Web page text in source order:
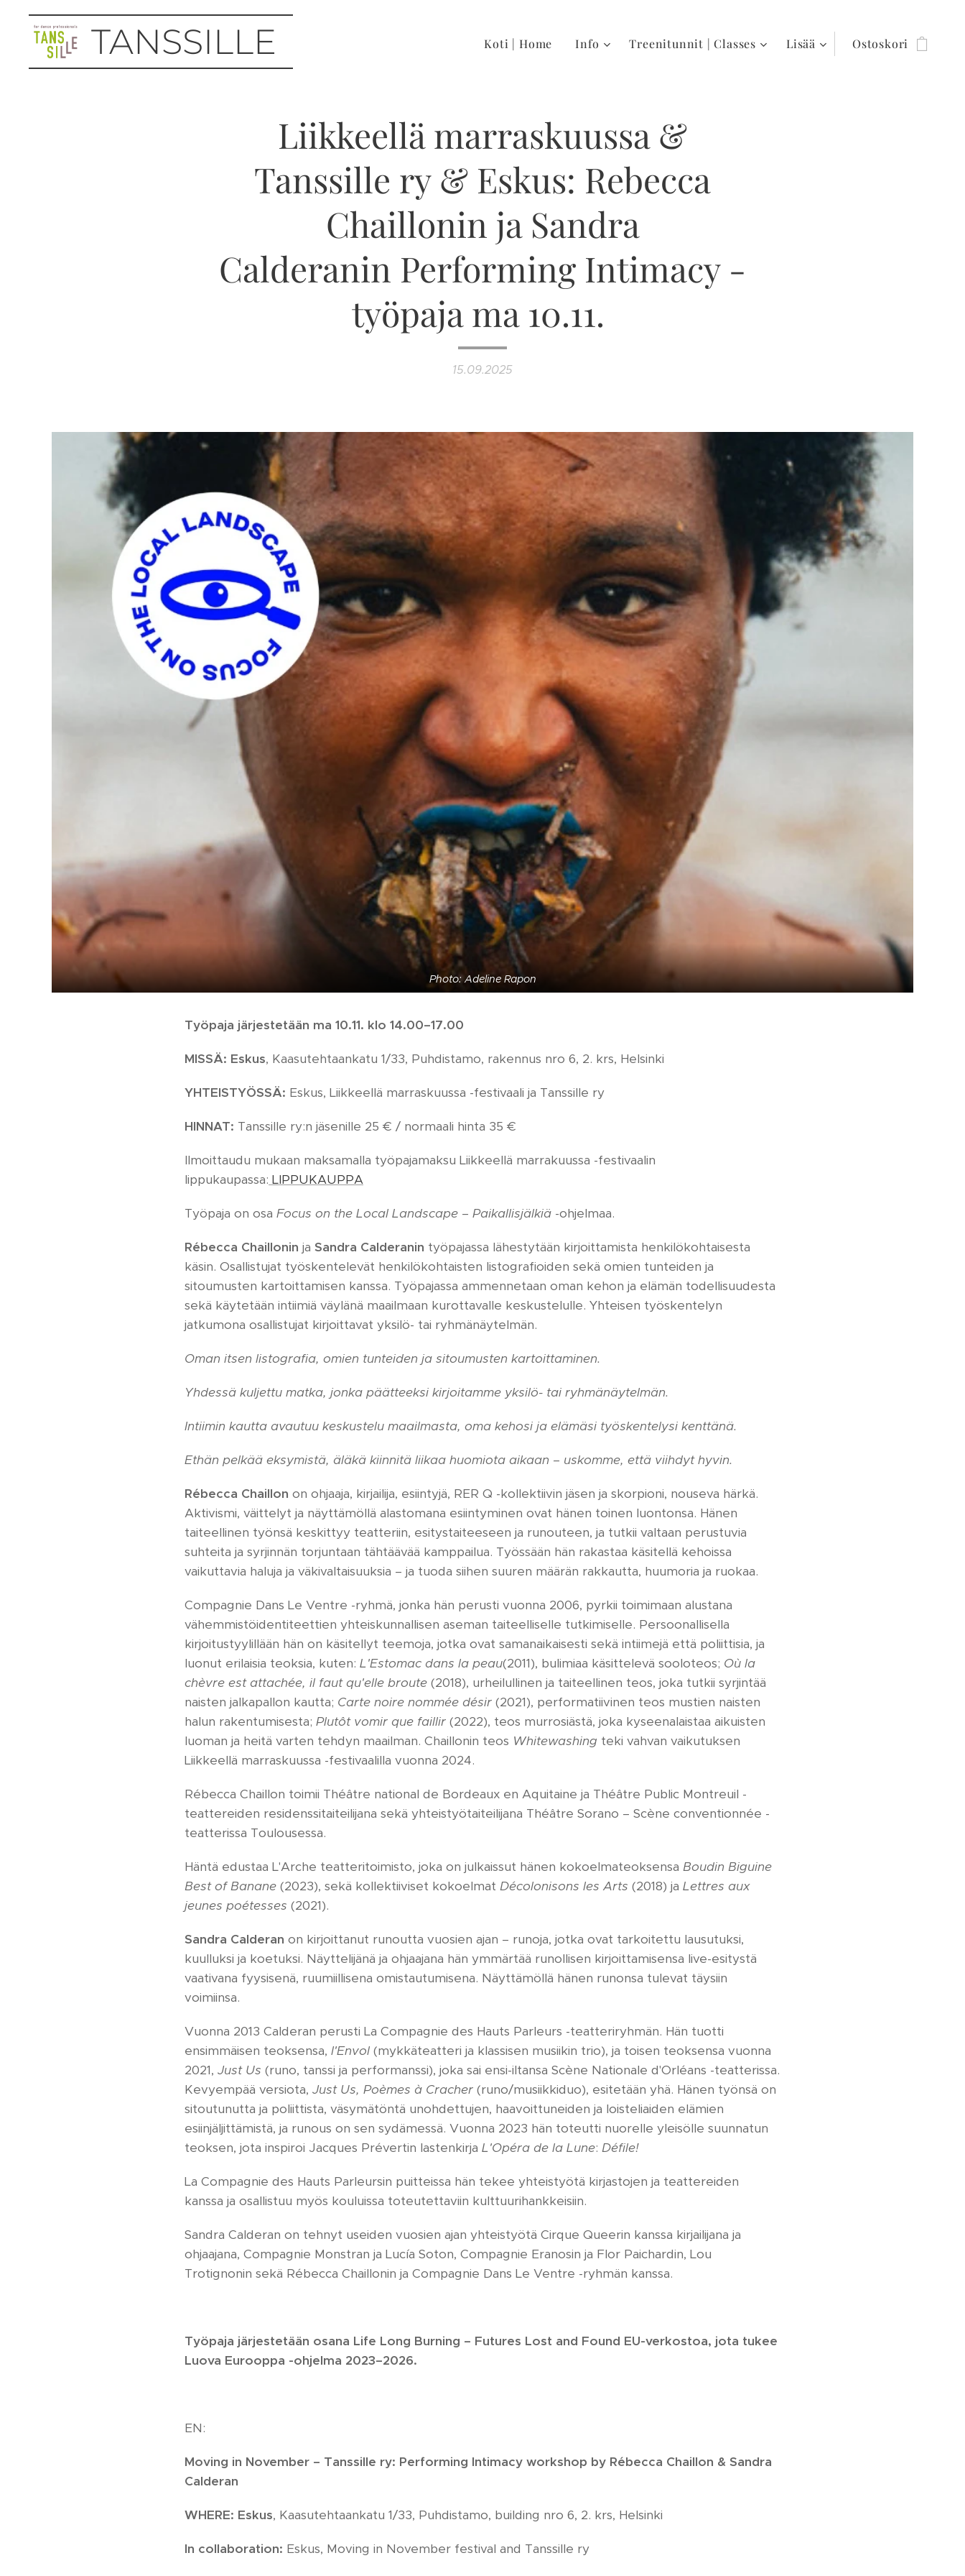
TANSSILLE Koti | Home Info Treenitunnit | Classes Lisää Ostoskori
Liikkeellä marraskuussa &
Tanssille ry & Eskus: Rebecca
Chaillonin ja Sandra
Calderanin Performing Intimacy -
työpaja ma 10.11.
15.09.2025
Photo: Adeline Rapon
Työpaja järjestetään ma 10.11. klo 14.00–17.00
MISSÄ: Eskus, Kaasutehtaankatu 1/33, Puhdistamo, rakennus nro 6, 2. krs, Helsinki
YHTEISTYÖSSÄ: Eskus, Liikkeellä marraskuussa -festivaali ja Tanssille ry
HINNAT: Tanssille ry:n jäsenille 25 € / normaali hinta 35 €
Ilmoittaudu mukaan maksamalla työpajamaksu Liikkeellä marrakuussa -festivaalin
lippukaupassa: LIPPUKAUPPA
Työpaja on osa Focus on the Local Landscape – Paikallisjälkiä -ohjelmaa.
Rébecca Chaillonin ja Sandra Calderanin työpajassa lähestytään kirjoittamista henkilökohtaisesta
käsin. Osallistujat työskentelevät henkilökohtaisten listografioiden sekä omien tunteiden ja
sitoumusten kartoittamisen kanssa. Työpajassa ammennetaan oman kehon ja elämän todellisuudesta
sekä käytetään intiimiä väylänä maailmaan kurottavalle keskustelulle. Yhteisen työskentelyn
jatkumona osallistujat kirjoittavat yksilö- tai ryhmänäytelmän.
Oman itsen listografia, omien tunteiden ja sitoumusten kartoittaminen.
Yhdessä kuljettu matka, jonka päätteeksi kirjoitamme yksilö- tai ryhmänäytelmän.
Intiimin kautta avautuu keskustelu maailmasta, oma kehosi ja elämäsi työskentelysi kenttänä.
Ethän pelkää eksymistä, äläkä kiinnitä liikaa huomiota aikaan – uskomme, että viihdyt hyvin.
Rébecca Chaillon on ohjaaja, kirjailija, esiintyjä, RER Q -kollektiivin jäsen ja skorpioni, nouseva härkä.
Aktivismi, väittelyt ja näyttämöllä alastomana esiintyminen ovat hänen toinen luontonsa. Hänen
taiteellinen työnsä keskittyy teatteriin, esitystaiteeseen ja runouteen, ja tutkii valtaan perustuvia
suhteita ja syrjinnän torjuntaan tähtäävää kamppailua. Työssään hän rakastaa käsitellä kehoissa
vaikuttavia haluja ja väkivaltaisuuksia – ja tuoda siihen suuren määrän rakkautta, huumoria ja ruokaa.
Compagnie Dans Le Ventre -ryhmä, jonka hän perusti vuonna 2006, pyrkii toimimaan alustana
vähemmistöidentiteettien yhteiskunnallisen aseman taiteelliselle tutkimiselle. Persoonallisella
kirjoitustyylillään hän on käsitellyt teemoja, jotka ovat samanaikaisesti sekä intiimejä että poliittisia, ja
luonut erilaisia teoksia, kuten: L'Estomac dans la peau(2011), bulimiaa käsittelevä sooloteos; Où la
chèvre est attachée, il faut qu'elle broute (2018), urheilullinen ja taiteellinen teos, joka tutkii syrjintää
naisten jalkapallon kautta; Carte noire nommée désir (2021), performatiivinen teos mustien naisten
halun rakentumisesta; Plutôt vomir que faillir (2022), teos murrosiästä, joka kyseenalaistaa aikuisten
luoman ja heitä varten tehdyn maailman. Chaillonin teos Whitewashing teki vahvan vaikutuksen
Liikkeellä marraskuussa -festivaalilla vuonna 2024.
Rébecca Chaillon toimii Théâtre national de Bordeaux en Aquitaine ja Théâtre Public Montreuil -
teattereiden residenssitaiteilijana sekä yhteistyötaiteilijana Théâtre Sorano – Scène conventionnée -
teatterissa Toulousessa.
Häntä edustaa L'Arche teatteritoimisto, joka on julkaissut hänen kokoelmateoksensa Boudin Biguine
Best of Banane (2023), sekä kollektiiviset kokoelmat Décolonisons les Arts (2018) ja Lettres aux
jeunes poétesses (2021).
Sandra Calderan on kirjoittanut runoutta vuosien ajan – runoja, jotka ovat tarkoitettu lausutuksi,
kuulluksi ja koetuksi. Näyttelijänä ja ohjaajana hän ymmärtää runollisen kirjoittamisensa live-esitystä
vaativana fyysisenä, ruumiillisena omistautumisena. Näyttämöllä hänen runonsa tulevat täysiin
voimiinsa.
Vuonna 2013 Calderan perusti La Compagnie des Hauts Parleurs -teatteriryhmän. Hän tuotti
ensimmäisen teoksensa, l'Envol (mykkäteatteri ja klassisen musiikin trio), ja toisen teoksensa vuonna
2021, Just Us (runo, tanssi ja performanssi), joka sai ensi-iltansa Scène Nationale d'Orléans -teatterissa.
Kevyempää versiota, Just Us, Poèmes à Cracher (runo/musiikkiduo), esitetään yhä. Hänen työnsä on
sitoutunutta ja poliittista, väsymätöntä unohdettujen, haavoittuneiden ja loisteliaiden elämien
esiinjäljittämistä, ja runous on sen sydämessä. Vuonna 2023 hän toteutti nuorelle yleisölle suunnatun
teoksen, jota inspiroi Jacques Prévertin lastenkirja L'Opéra de la Lune: Défile!
La Compagnie des Hauts Parleursin puitteissa hän tekee yhteistyötä kirjastojen ja teattereiden
kanssa ja osallistuu myös kouluissa toteutettaviin kulttuurihankkeisiin.
Sandra Calderan on tehnyt useiden vuosien ajan yhteistyötä Cirque Queerin kanssa kirjailijana ja
ohjaajana, Compagnie Monstran ja Lucía Soton, Compagnie Eranosin ja Flor Paichardin, Lou
Trotignonin sekä Rébecca Chaillonin ja Compagnie Dans Le Ventre -ryhmän kanssa.
Työpaja järjestetään osana Life Long Burning – Futures Lost and Found EU-verkostoa, jota tukee
Luova Eurooppa -ohjelma 2023–2026.
EN:
Moving in November – Tanssille ry: Performing Intimacy workshop by Rébecca Chaillon & Sandra
Calderan
WHERE: Eskus, Kaasutehtaankatu 1/33, Puhdistamo, building nro 6, 2. krs, Helsinki
In collaboration: Eskus, Moving in November festival and Tanssille ry